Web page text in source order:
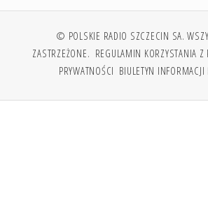
© POLSKIE RADIO SZCZECIN SA.
ZASTRZEŻONE. REGULAMIN KORZYSTANIA Z
PRYWATNOŚCI BIULETYN INFORMACJI